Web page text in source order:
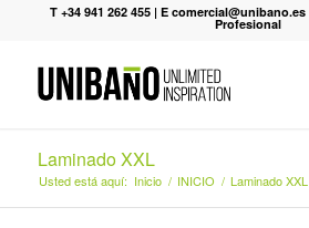
T +34 941 262 455 |E comercial@unibano.es
Profesional
Laminado XXL
Usted está aquí: Inicio / INICIO / Laminado XXL